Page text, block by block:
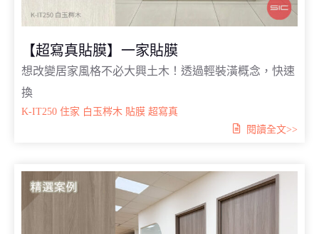
【超寫真貼膜】一家貼膜
想改變居家風格不必大興土木！透過輕裝潢概念，快速
換
K-IT250 住家 白玉梣木 貼膜 超寫真
閱讀全文>>